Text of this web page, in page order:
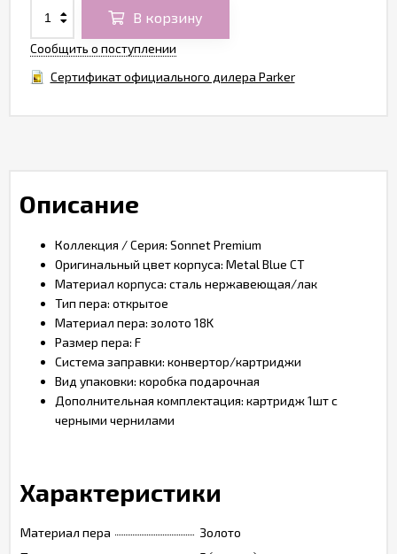
В корзину
Сообщить о поступлении
Сертификат официального дилера Parker
Описание
Коллекция / Серия: Sonnet Premium
Оригинальный цвет корпуса: Metal Blue CT
Материал корпуса: сталь нержавеющая/лак
Тип пера: открытое
Материал пера: золото 18K
Размер пера: F
Система заправки: конвертор/картриджи
Вид упаковки: коробка подарочная
Дополнительная комплектация: картридж 1шт с
черными чернилами
Характеристики
Материал пера
Золото